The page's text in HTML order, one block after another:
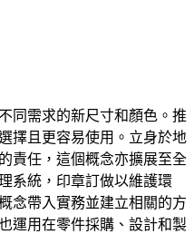
同需求的新尺寸和顏色。推
擇且更容易使用。立身於地
責任，這個概念亦擴展至全
系統，印章訂做以維護環
念帶入實務並建立相關的方
運用在零件採購、設計和製